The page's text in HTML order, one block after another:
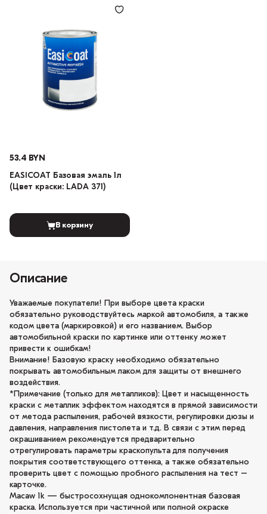
53.4 BYN
EASICOAT Базовая эмаль 1л
(Цвет краски: LADA 371)
В корзину
Описание
Уважаемые покупатели! При выборе цвета краски
обязательно руководствуйтесь маркой автомобиля, а также
кодом цвета (маркировкой) и его названием. Выбор
автомобильной краски по картинке или оттенку может
привести к ошибкам!
Внимание! Базовую краску необходимо обязательно
покрывать автомобильным лаком для защиты от внешнего
воздействия.
*Примечание (только для металликов): Цвет и насыщенность
краски с металлик эффектом находятся в прямой зависимости
от метода распыления, рабочей вязкости, регулировки дюзы и
давления, направления пистолета и т.д. В связи с этим перед
окрашиванием рекомендуется предварительно
отрегулировать параметры краскопульта для получения
покрытия соответствующего оттенка, а также обязательно
проверить цвет с помощью пробного распыления на тест –
карточке.
Macaw 1k — быстросохнущая однокомпонентная базовая
краска. Используется при частичной или полной окраске